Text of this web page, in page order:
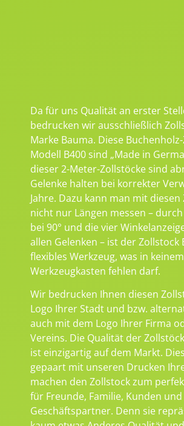
Da für uns Qualität an erster
bedrucken wir ausschließlich
Marke Bauma. Diese
Modell B400 sind „Made in
dieser 2-Meter-Zollstöcke sind
Gelenke halten bei korrekter
Jahre. Dazu kann man mit
nicht nur Längen messen –
bei 90° und die vier
allen Gelenken – ist der Zollstock
flexibles Werkzeug, was in
Werkzeugkasten fehlen darf.
Wir bedrucken Ihnen diesen
Logo Ihrer Stadt und bzw.
auch mit dem Logo Ihrer Firma
Vereins. Die Qualität der
ist einzigartig auf dem Markt.
gepaart mit unseren Drucken
machen den Zollstock zum
für Freunde, Familie, Kunden und
Geschäftspartner. Denn sie